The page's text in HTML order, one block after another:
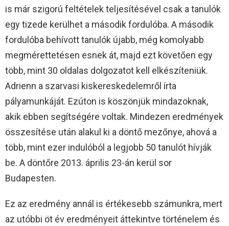
is már szigorú feltételek teljesítésével csak a tanulók
egy tizede kerülhet a második fordulóba. A második
fordulóba behívott tanulók újabb, még komolyabb
megmérettetésen esnek át, majd ezt követően egy
több, mint 30 oldalas dolgozatot kell elkészíteniük.
Adrienn a szarvasi kiskereskedelemről írta
pályamunkáját. Ezúton is köszönjük mindazoknak,
akik ebben segítségére voltak. Mindezen eredmények
összesítése után alakul ki a döntő mezőnye, ahová a
több, mint ezer indulóból a legjobb 50 tanulót hívják
be. A döntőre 2013. április 23-án kerül sor
Budapesten.
Ez az eredmény annál is értékesebb számunkra, mert
az utóbbi öt év eredményeit áttekintve történelem és